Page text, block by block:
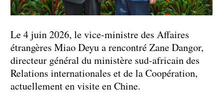
Le 4 juin 2026, le vice-ministre des Affaires
étrangères Miao Deyu a rencontré Zane Dangor,
directeur général du ministère sud-africain des
Relations internationales et de la Coopération,
actuellement en visite en Chine.